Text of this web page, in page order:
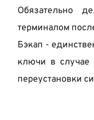
Обязательно
терминалом
Бэкап -
ключи в случае
переустановки